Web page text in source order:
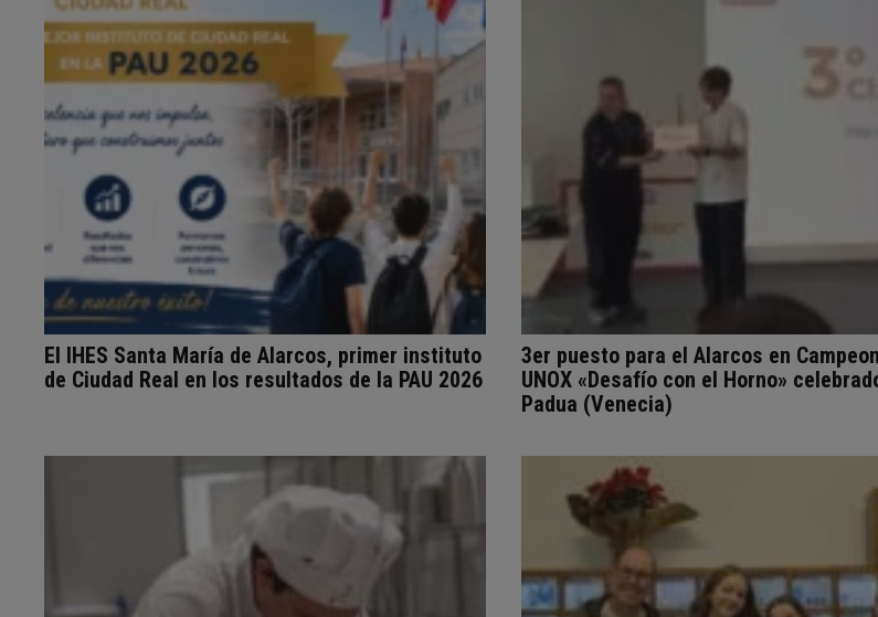
El IHES Santa María de Alarcos, primer instituto
de Ciudad Real en los resultados de la PAU 2026
3er puesto para el Alarcos en
UNOX «Desafío con el Horno»
Padua (Venecia)